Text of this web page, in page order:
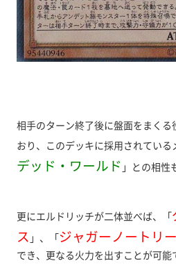
相手のターン終了後に盤面をまく
おり、このデッキに採用されてい
デッド・ワールド 」との相性
更にエルドリッチが二体並べば、「
ス 」、「ジャガーノートリ
でき、更なる火力を出すことが可能